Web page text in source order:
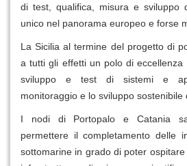
di test, qualifica, misura e sviluppo
unico nel panorama europeo e forse
La Sicilia al termine del progetto di
a tutti gli effetti un polo di eccellenza
sviluppo e test di sistemi e
monitoraggio e lo sviluppo sostenibile
I nodi di Portopalo e Catania
permettere il completamento delle
sottomarine in grado di poter